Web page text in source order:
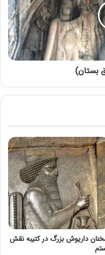
بستان)
داریوش بزرگ در کتیبه نقش